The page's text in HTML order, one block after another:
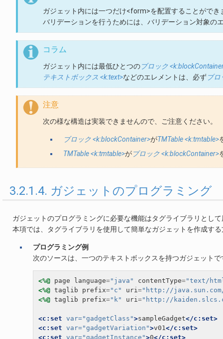
ガジェット内には一つだけ<form>を配置することができ
バリデーションを行うためには、バリデーション対象
コラム
ガジェット内には最低ひとつのブロック
テキストボックス <k:text>などのエレメントは、必ずブロ
注意
次の様な構造は実装できませんので、ご注意ください。
ブロック <k:blockContainer>がTMTable <k:tmtable>
TMTable <k:tmtable>がブロック <k:blockContainer>
3.2.1.4. ガジェットのプログラミング
ガジェットのプログラミングに必要な機能はタグライブラリとし
本項では、タグライブラリを使用して簡単なガジェットを作成す
プログラミング例
次のソースは、一つのテキストボックスを持つガジェットで
<%@ page language="java" contentType="text/
<%@ taglib prefix="c" uri="http://
<%@ taglib prefix="k" uri="http://
<c:set var="gadgetClass">sampleGadget</c:set>
<c:set var="gadgetVariation">v01</c:set>
<c:set var="gadgetInstance">0</c:set>